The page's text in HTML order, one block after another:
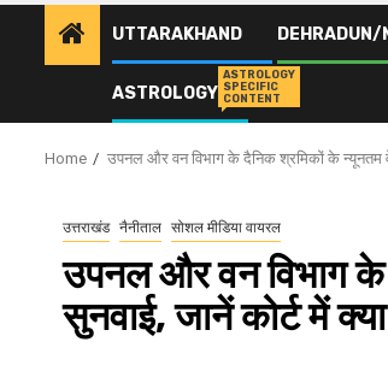
UTTARAKHAND DEHRADUN/
ASTROLOGY
ASTROLOGY
SPECIFIC
CONTENT
Home उपनल और वन विभाग के दैनिक श्रमिकों के न्यूनतम
उत्तराखंड नैनीताल सोशल मीडिया वायरल
उपनल और वन विभाग
सुनवाई, जानें कोर्ट में